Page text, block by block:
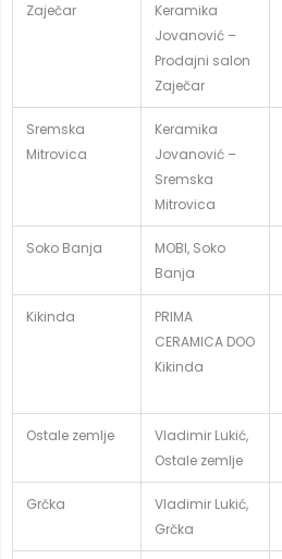
Zaječar
Keramika
Jovanović –
Prodajni salon
Zaječar
Sremska
Mitrovica
Keramika
Jovanović –
Sremska
Mitrovica
Soko Banja
MOBI, Soko
Banja
Kikinda
PRIMA
CERAMICA DOO
Kikinda
Ostale zemlje
Vladimir Lukić,
Ostale zemlje
Grčka
Vladimir Lukić,
Grčka